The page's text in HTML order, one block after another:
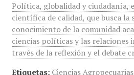
Política, globalidad y ciudadanía,
científica de calidad, que busca la
conocimiento de la comunidad
ciencias políticas y las relaciones
través de la reflexión y el debate
Etiquetas: Ciencias Agropecuarias